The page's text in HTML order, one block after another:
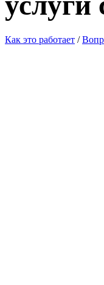
Как это работает /